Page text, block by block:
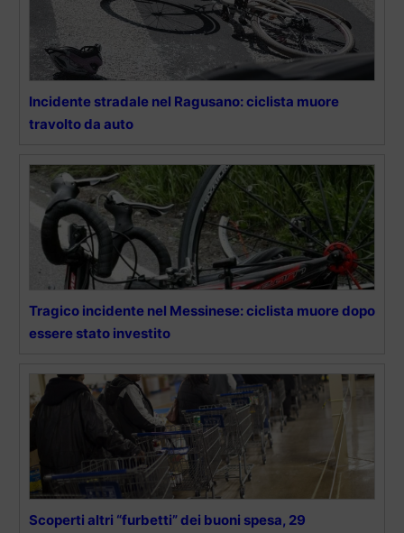
Incidente stradale nel Ragusano: ciclista muore
travolto da auto
Tragico incidente nel Messinese: ciclista muore dopo
essere stato investito
Scoperti altri “furbetti” dei buoni spesa, 29